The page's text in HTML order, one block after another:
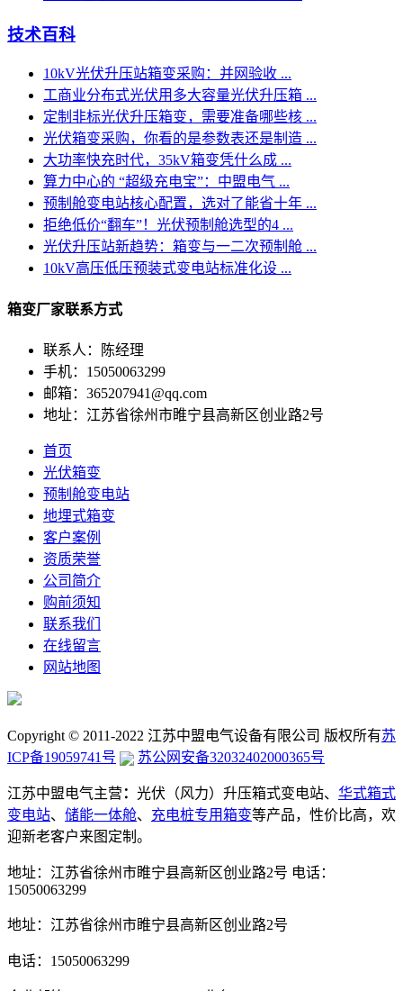
技术百科
10kV光伏升压站箱变采购：并网验收 ...
工商业分布式光伏用多大容量光伏升压箱 ...
定制非标光伏升压箱变，需要准备哪些核 ...
光伏箱变采购，你看的是参数表还是制造 ...
大功率快充时代，35kV箱变凭什么成 ...
算力中心的 “超级充电宝”：中盟电气 ...
预制舱变电站核心配置，选对了能省十年 ...
拒绝低价“翻车”！光伏预制舱选型的4 ...
光伏升压站新趋势：箱变与一二次预制舱 ...
10kV高压低压预装式变电站标准化设 ...
箱变厂家联系方式
联系人：陈经理
手机：15050063299
邮箱：365207941@qq.com
地址：江苏省徐州市睢宁县高新区创业路2号
首页
光伏箱变
预制舱变电站
地埋式箱变
客户案例
资质荣誉
公司简介
购前须知
联系我们
在线留言
网站地图
Copyright © 2011-2022 江苏中盟电气设备有限公司 版权所有苏
ICP备19059741号
苏公网安备32032402000365号
江苏中盟电气主营： 光伏（风力）升压箱式变电站、 华式箱式
变电站、 储能一体舱、 充电桩专用箱变等产品，性价比高，欢
迎新老客户来图定制。
地址：江苏省徐州市睢宁县高新区创业路2号 电话：
15050063299
地址：江苏省徐州市睢宁县高新区创业路2号
电话：15050063299